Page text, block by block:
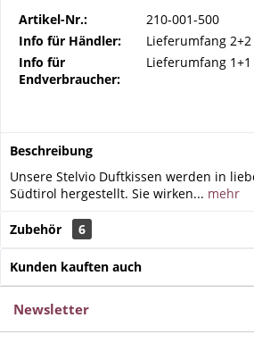
Artikel-Nr.:
210-001-500
Info für Händler:
Lieferumfang
Info für
Endverbraucher:
Lieferumfang
Beschreibung
Unsere Stelvio Duftkissen werden in
Südtirol hergestellt. Sie wirken... mehr
Zubehör 6
Kunden kauften auch
Newsletter